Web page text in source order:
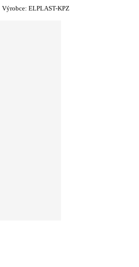
Výrobce: ELPLAST-KPZ